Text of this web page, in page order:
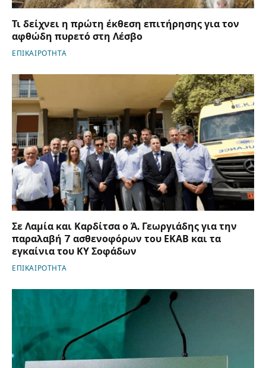
Τι δείχνει η πρώτη έκθεση επιτήρησης για τον
αφθώδη πυρετό στη Λέσβο
ΕΠΙΚΑΙΡΟΤΗΤΑ
Σε Λαμία και Καρδίτσα ο Ά. Γεωργιάδης για την
παραλαβή 7 ασθενοφόρων του ΕΚΑΒ και τα
εγκαίνια του ΚΥ Σοφάδων
ΕΠΙΚΑΙΡΟΤΗΤΑ